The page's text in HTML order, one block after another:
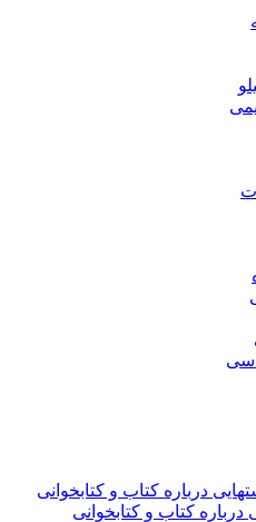
درباره کتاب و کتابخوانی
درباره کتاب و کتابخوانی